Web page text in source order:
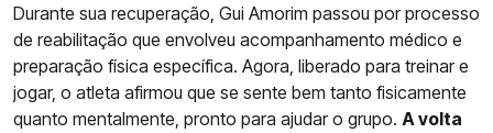
Durante sua recuperação, Gui Amorim passou por processo
de reabilitação que envolveu acompanhamento médico e
preparação física específica. Agora, liberado para treinar e
jogar, o atleta afirmou que se sente bem tanto fisicamente
quanto mentalmente, pronto para ajudar o grupo. A volta